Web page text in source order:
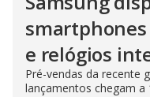
smartphones
e relógios
Pré-vendas da recente
lançamentos chegam a